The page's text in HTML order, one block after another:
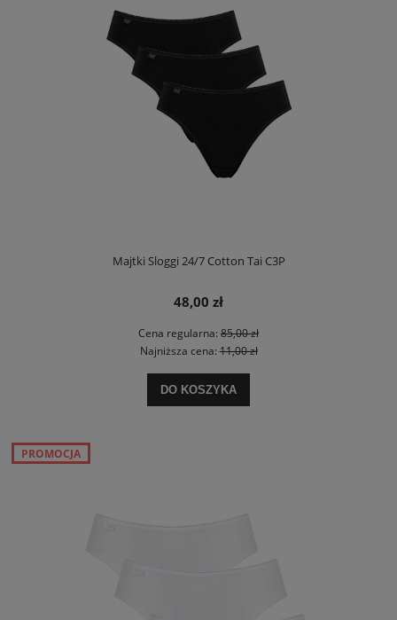
Majtki Sloggi 24/7 Cotton Tai C3P
48,00 zł
Cena regularna: 85,00 zł
Najniższa cena:11,00 zł
DO KOSZYKA
PROMOCJA